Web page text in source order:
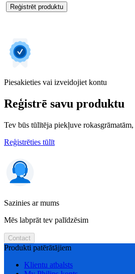
Reģistrēt produktu
Piesakieties vai izveidojiet kontu
Reģistrē savu produktu
Tev būs tūlītēja piekļuve
Reģistrēties tūlīt
Sazinies ar mums
Mēs labprāt tev palīdzēsim
Contact
Produkti patērātājiem
Klientu atbalsts